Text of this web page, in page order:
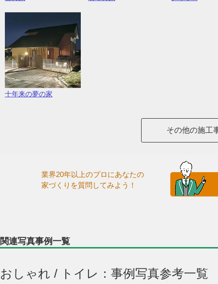
十年来の夢の家
その他の施工
業界20年以上のプロにあなたの
家づくりを質問してみよう！
関連写真事例一覧
おしゃれ / トイレ：事例写真参考一覧